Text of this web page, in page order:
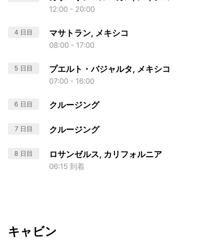
12:00 - 20:00
4 日目 マサトラン, メキシコ
08:00 - 17:00
5 日目 プエルト・バジャルタ, メキシコ
07:00 - 16:00
6 日目 クルージング
7 日目 クルージング
8 日目 ロサンゼルス, カリフォルニア
06:15 到着
キャビン